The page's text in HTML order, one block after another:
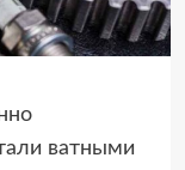
ватными